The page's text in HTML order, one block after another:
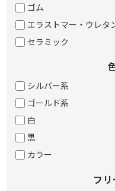
ゴム
エラストマー・ウレタ
セラミック
シルバー系
ゴールド系
白
黒
カラー
フ